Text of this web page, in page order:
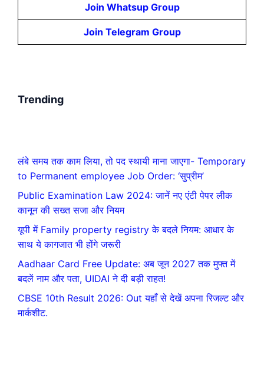
Join Whatsup Group
Join Telegram Group
Trending
लंबे समय तक काम लिया, तो पद स्थायी माना जाएगा- Temporary
to Permanent employee Job Order: ‘सुप्रीम’
Public Examination Law 2024: जानें नए एंटी पेपर लीक
कानून की सख्त सजा और नियम
यूपी में Family property registry के बदले नियम: आधार के
साथ ये कागजात भी होंगे जरूरी
Aadhaar Card Free Update: अब जून 2027 तक मुफ्त में
बदलें नाम और पता, UIDAI ने दी बड़ी राहत!
CBSE 10th Result 2026: Out यहाँ से देखें अपना रिजल्ट और
मार्कशीट.